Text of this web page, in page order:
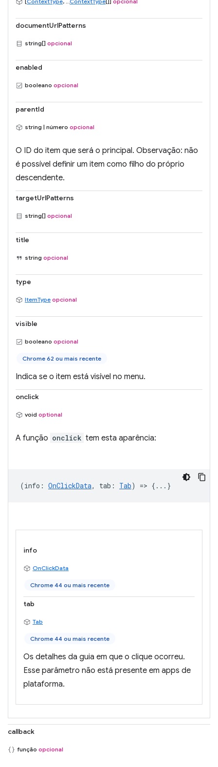
documentUrlPatterns
string[] opcional
enabled
booleano opcional
parentId
string | número opcional
O ID do item que será o principal. Observação: não
é possível definir um item como filho do próprio
descendente.
targetUrlPatterns
string[] opcional
title
string opcional
type
ItemType opcional
visible
booleano opcional
Chrome 62 ou mais recente
Indica se o item está visível no menu.
onclick
void optional
A função onclick tem esta aparência:
(info : OnClickData, tab : Tab) => {...}
info
OnClickData
Chrome 44 ou mais recente
tab
Tab
Chrome 44 ou mais recente
Os detalhes da guia em que o clique ocorreu.
Esse parâmetro não está presente em apps de
plataforma.
callback
função opcional